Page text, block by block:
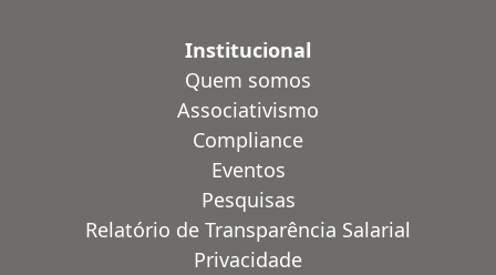
Institucional
Quem somos
Associativismo
Compliance
Eventos
Pesquisas
Relatório de Transparência Salarial
Privacidade